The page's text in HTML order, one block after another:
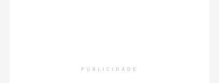
PUBLICIDADE